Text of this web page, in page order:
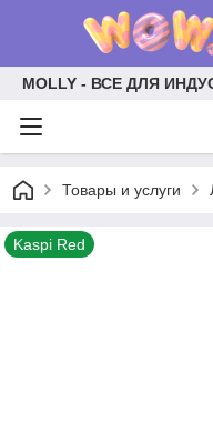
MOLLY - ВСЕ ДЛЯ
Товары и услуги
Kaspi Red